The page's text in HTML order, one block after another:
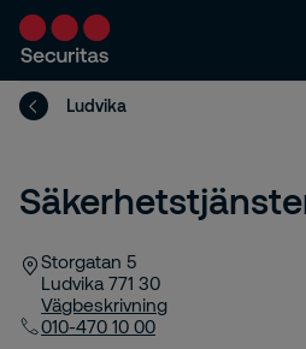
Ludvika
Storgatan 5
Ludvika 771 30
Vägbeskrivning
010-470 10 00